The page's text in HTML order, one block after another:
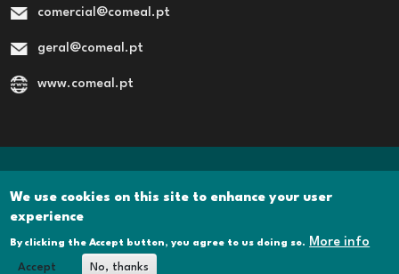
comercial@comeal.pt
geral@comeal.pt
www.comeal.pt
POLITICA DE PRIVACIDADE
POLÍTICA DE COOKIES
LIVRO DE RECLAMAÇÕES
We use cookies on this site to enhance your user
experience
By clicking the Accept button, you agree to us doing so. More info
Accept No, thanks